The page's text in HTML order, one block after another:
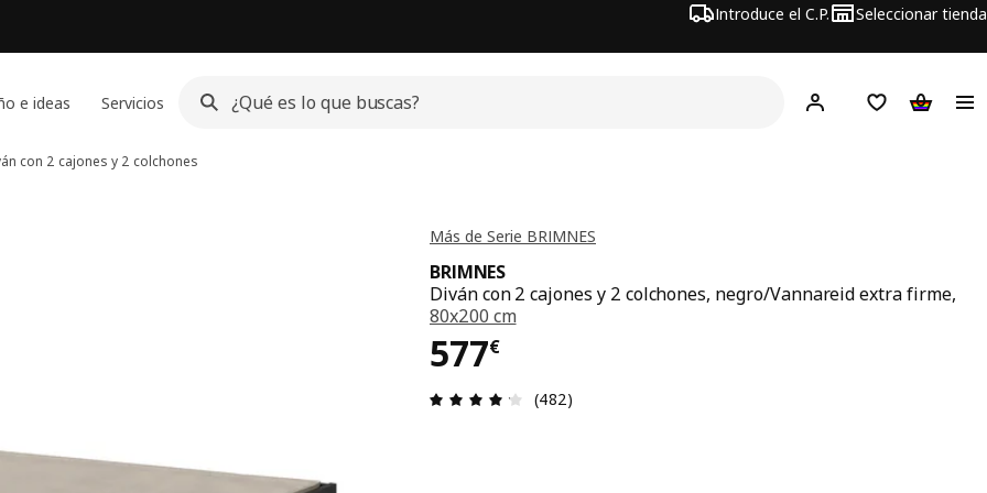
Introduce el C.P. Seleccionar tienda
e ideas Servicios Hej! Iniciar sesión
Lista de deseos
Carrito
con 2 cajones y 2 colchones
Más de Serie BRIMNES
BRIMNES
Diván con 2 cajones y 2 colchones, negro/Vannareid extra firme,
80x200 cm
577€
El precio 577€
Reseña: 4.2 de 5 estrellas. Revisiones totales: 482
(482)